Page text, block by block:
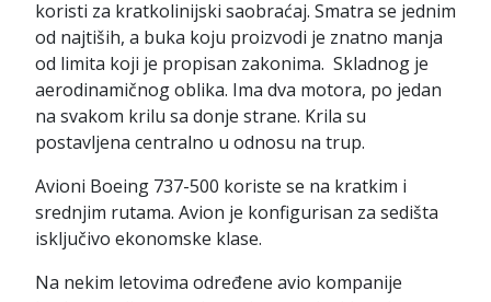
koristi za kratkolinijski saobraćaj. Smatra se jednim
od najtiših, a buka koju proizvodi je znatno manja
od limita koji je propisan zakonima. Skladnog je
aerodinamičnog oblika. Ima dva motora, po jedan
na svakom krilu sa donje strane. Krila su
postavljena centralno u odnosu na trup.
Avioni Boeing 737-500 koriste se na kratkim i
srednjim rutama. Avion je konfigurisan za sedišta
isključivo ekonomske klase.
Na nekim letovima određene avio kompanije